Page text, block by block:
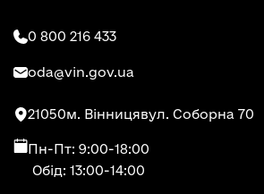
0 800 216 433
oda@vin.gov.ua
21050м. Вінницявул. Соборна 70
Пн-Пт: 9:00-18:00
Обід: 13:00-14:00